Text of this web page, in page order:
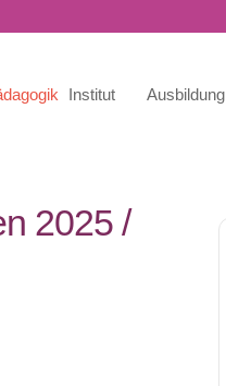
Institut Ausbildung
2025 /